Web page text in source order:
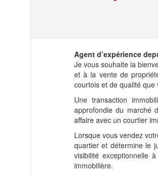
Agent d’expérience
Je vous souhaite la
et à la vente de
courtois et de qualité
Une transaction
approfondie du marché
affaire avec un courtier
Lorsque vous vendez
quartier et détermine le
visibilité exceptionnelle
immobilière.